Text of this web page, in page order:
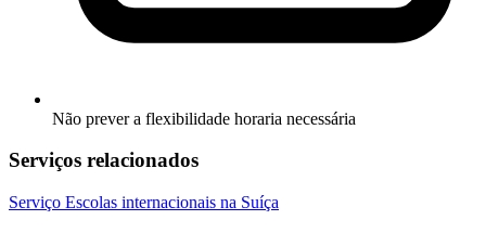
Não prever a flexibilidade horaria necessária
Serviços relacionados
Serviço Escolas internacionais na Suíça